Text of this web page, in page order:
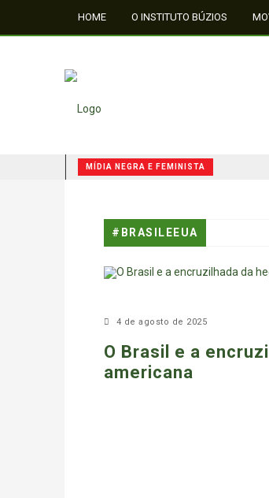
HOME O INSTITUTO BÚZIOS
MÍDIA NEGRA E FEMINISTA
#BRASILEEUA
4 de agosto de 2025
O Brasil e a
americana